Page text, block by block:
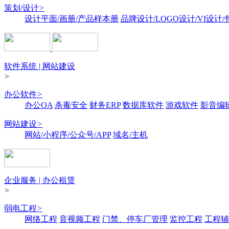
策划/设计>
设计平面/画册/产品样本册 品牌设计/LOGO设计/VI设计/
软件系统 | 网站建设
>
办公软件>
办公OA 杀毒安全 财务ERP 数据库软件 游戏软件 影音编
网站建设>
网站/小程序/公众号/APP 域名/主机
企业服务 | 办公租赁
>
弱电工程>
网络工程 音视频工程 门禁、停车厂管理 监控工程 工程